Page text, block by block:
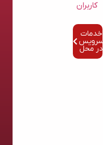
کاربران
خدمات
سرویس
در محل